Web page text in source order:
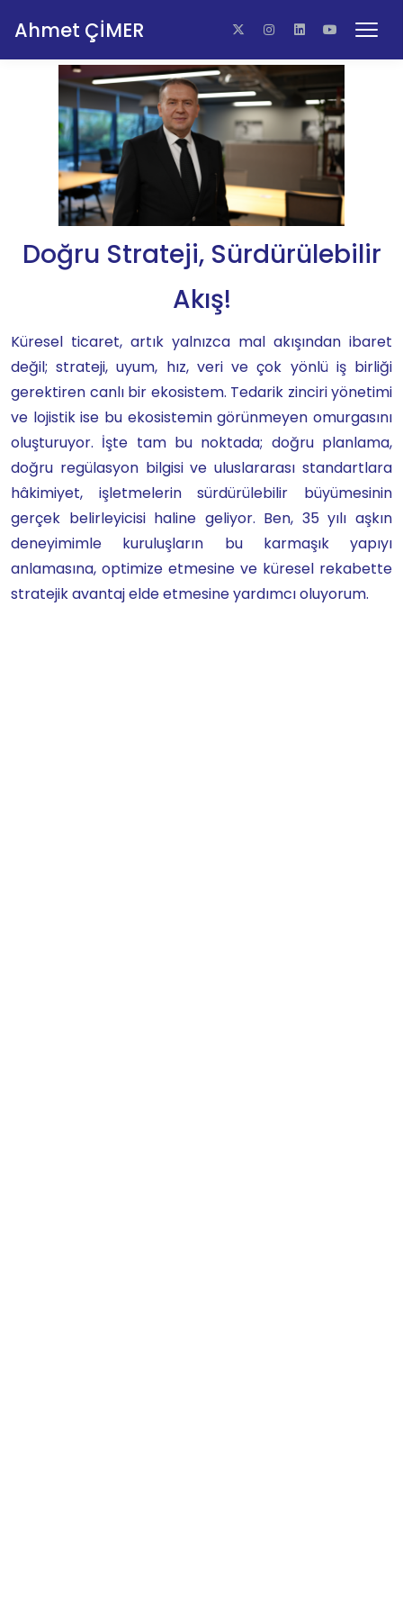
Ahmet ÇİMER
Doğru Strateji, Sürdürülebilir
Akış!
Küresel ticaret, artık yalnızca mal akışından ibaret
değil; strateji, uyum, hız, veri ve çok yönlü iş birliği
gerektiren canlı bir ekosistem. Tedarik zinciri yönetimi
ve lojistik ise bu ekosistemin görünmeyen omurgasını
oluşturuyor. İşte tam bu noktada; doğru planlama,
doğru regülasyon bilgisi ve uluslararası standartlara
hâkimiyet, işletmelerin sürdürülebilir büyümesinin
gerçek belirleyicisi haline geliyor. Ben, 35 yılı aşkın
deneyimimle kuruluşların bu karmaşık yapıyı
anlamasına, optimize etmesine ve küresel rekabette
stratejik avantaj elde etmesine yardımcı oluyorum.